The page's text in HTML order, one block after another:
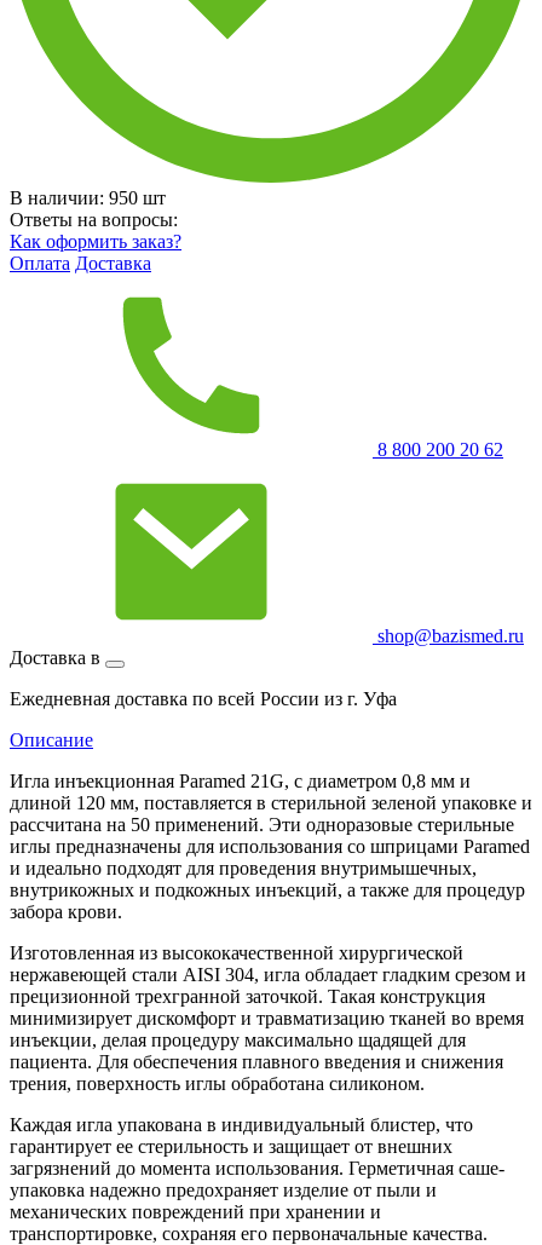
В наличии: 950 шт
Ответы на вопросы:
Как оформить заказ?
Оплата Доставка
8 800 200 20 62
shop@bazismed.ru
Доставка в
Ежедневная доставка по всей России из г. Уфа
Описание
Игла инъекционная Paramed 21G, с диаметром 0,8 мм и
длиной 120 мм, поставляется в стерильной зеленой упаковке и
рассчитана на 50 применений. Эти одноразовые стерильные
иглы предназначены для использования со шприцами Paramеd
и идеально подходят для проведения внутримышечных,
внутрикожных и подкожных инъекций, а также для процедур
забора крови.
Изготовленная из высококачественной хирургической
нержавеющей стали AISI 304, игла обладает гладким срезом и
прецизионной трехгранной заточкой. Такая конструкция
минимизирует дискомфорт и травматизацию тканей во время
инъекции, делая процедуру максимально щадящей для
пациента. Для обеспечения плавного введения и снижения
трения, поверхность иглы обработана силиконом.
Каждая игла упакована в индивидуальный блистер, что
гарантирует ее стерильность и защищает от внешних
загрязнений до момента использования. Герметичная саше-
упаковка надежно предохраняет изделие от пыли и
механических повреждений при хранении и
транспортировке, сохраняя его первоначальные качества.